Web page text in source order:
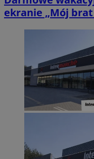
ekranie „Mój